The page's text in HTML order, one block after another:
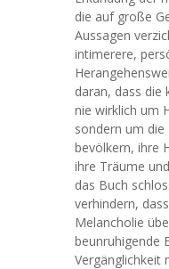
die auf große
Aussagen
intimerere,
daran, dass die
nie wirklich um
sondern um die
bevölkern, ihre
ihre Träume
das Buch
verhindern,
Melancholie
beunruhigende
Vergänglichkeit